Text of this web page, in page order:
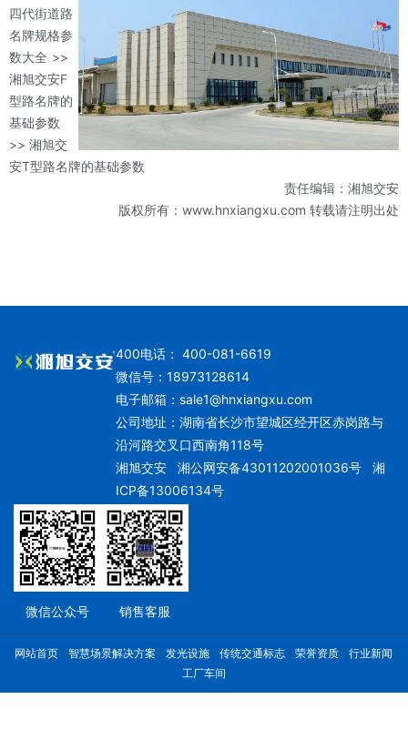
四代街道路
名牌规格参
数大全 >>
湘旭交安F
型路名牌的
基础参数
>> 湘旭交
安T型路名牌的基础参数
责任编辑：湘旭交安
版权所有：www.hnxiangxu.com 转载请注明出处
400电话： 400-081-6619
微信号：18973128614
电子邮箱： sale1@hnxiangxu.com
公司地址：湖南省长沙市望城区经开区赤岗路与
沿河路交叉口西南角118号
湘旭交安湘公网安备43011202001036号
湘
ICP备13006134号
微信公众号 销售客服
网站首页 智慧场景解决方案 发光设施 传统交通标志 荣誉资质
行业新闻
工厂车间